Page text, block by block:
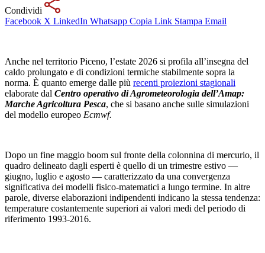
Condividi
Facebook X LinkedIn Whatsapp Copia Link Stampa Email
Anche nel territorio Piceno, l’estate 2026 si profila all’insegna del
caldo prolungato e di condizioni termiche stabilmente sopra la
norma. È quanto emerge dalle più recenti proiezioni stagionali
elaborate dal Centro operativo di Agrometeorologia dell’Amap:
Marche Agricoltura Pesca, che si basano anche sulle simulazioni
del modello europeo Ecmwf.
Dopo un fine maggio boom sul fronte della colonnina di mercurio, il
quadro delineato dagli esperti è quello di un trimestre estivo —
giugno, luglio e agosto — caratterizzato da una convergenza
significativa dei modelli fisico-matematici a lungo termine. In altre
parole, diverse elaborazioni indipendenti indicano la stessa tendenza:
temperature costantemente superiori ai valori medi del periodo di
riferimento 1993-2016.